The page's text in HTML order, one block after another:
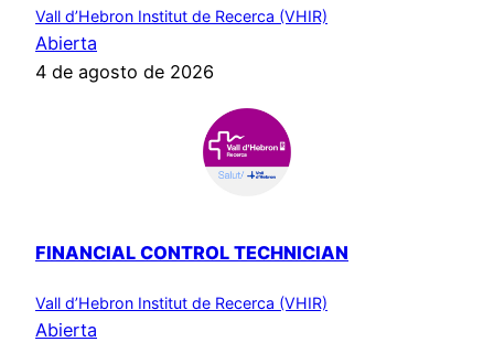
Vall d’Hebron Institut de Recerca (VHIR)
Abierta
4 de agosto de 2026
FINANCIAL CONTROL TECHNICIAN
Vall d’Hebron Institut de Recerca (VHIR)
Abierta